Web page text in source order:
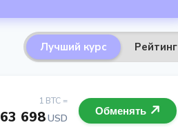
Лучший курс Рейтинг
1 BTC =
63 698USD
Обменять